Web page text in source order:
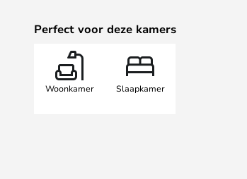
Perfect voor deze kamers
Woonkamer Slaapkamer